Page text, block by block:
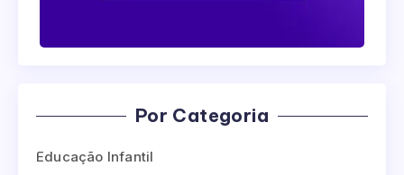
Por Categoria
Educação Infantil